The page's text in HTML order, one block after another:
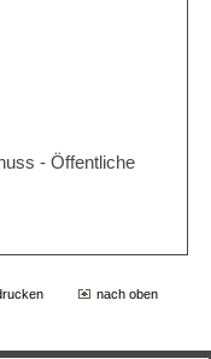
- Öffentliche
nach oben